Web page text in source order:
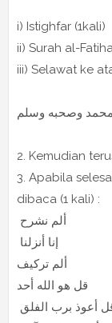
i) Istighfar (1kali)
ii) Surah al-
iii) Selawat ke
وصحبه وسلم
2. Kemudian
3. Apabila
dibaca (1 kali) :
ألم نشرح
ألم تركيف
قل هو الله أحد
أعوذ برب الفلق